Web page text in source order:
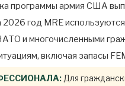
программы армия США
2026 год MRE
и многочисленными
включая запасы
Для